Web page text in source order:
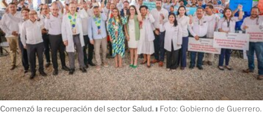
Comenzó la recuperación del sector Salud. ı Foto: Gobierno de Guerrero.